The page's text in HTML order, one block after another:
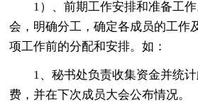
1）、前期工作安排和准备工作
会，明确分工，确定各成员的工作
项工作前的分配和安排。如：
1、秘书处负责收集资金并统计
费，并在下次成员大会公布情况。